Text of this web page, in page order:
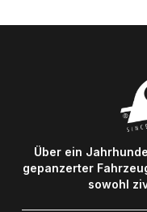
vollständige
Über ein
gepanzerter
sowohl